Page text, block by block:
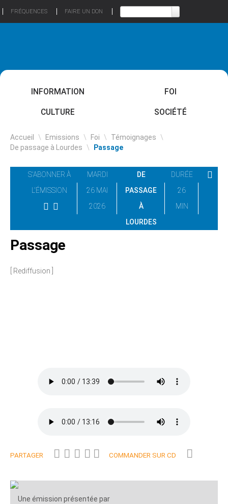
FRÉQUENCES FAIRE UN DON
INFORMATION FOI
CULTURE SOCIÉTÉ
Accueil \ Emissions \ Foi \ Témoignages \
De passage à Lourdes \ Passage
S'ABONNER À
L'ÉMISSION
MARDI
26 MAI
2026
DE
PASSAGE
À
LOURDES
DURÉE
26
MIN
Passage
[ Rediffusion ]
PARTAGER COMMANDER SUR CD
Une émission présentée par